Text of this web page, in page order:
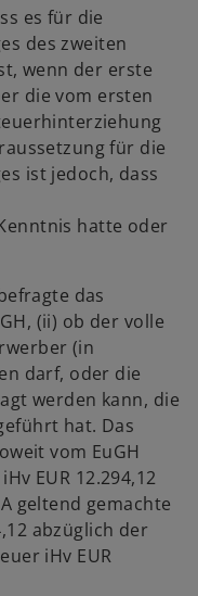
es für die
des zweiten
wenn der erste
die vom ersten
für die
ist jedoch, dass
hatte oder
das
(ii) ob der volle
(in
darf, oder die
werden kann, die
hat. Das
vom EuGH
EUR 12.294,12
geltend gemachte
abzüglich der
iHv EUR